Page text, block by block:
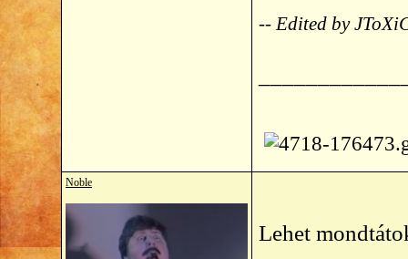
-- Edited by
Noble
Lehet